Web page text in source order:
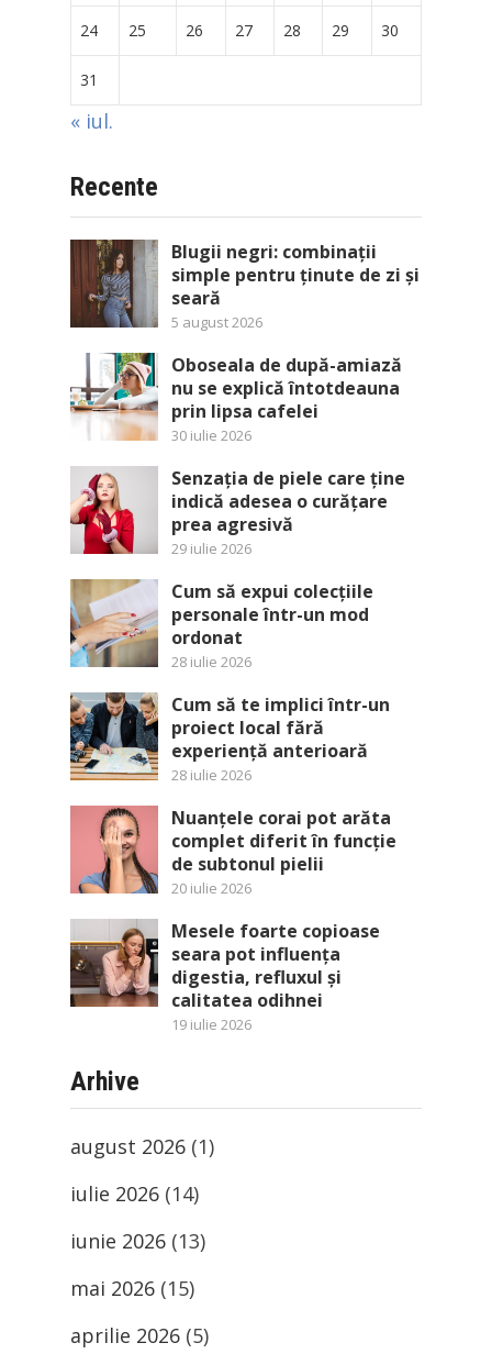
24 25 26 27 28 29 30
31
« iul.
Recente
Blugii negri: combinații
simple pentru ținute de zi și
seară
5 august 2026
Oboseala de după-amiază
nu se explică întotdeauna
prin lipsa cafelei
30 iulie 2026
Senzația de piele care ține
indică adesea o curățare
prea agresivă
29 iulie 2026
Cum să expui colecțiile
personale într-un mod
ordonat
28 iulie 2026
Cum să te implici într-un
proiect local fără
experiență anterioară
28 iulie 2026
Nuanțele corai pot arăta
complet diferit în funcție
de subtonul pielii
20 iulie 2026
Mesele foarte copioase
seara pot influența
digestia, refluxul și
calitatea odihnei
19 iulie 2026
Arhive
august 2026 (1)
iulie 2026 (14)
iunie 2026 (13)
mai 2026 (15)
aprilie 2026 (5)